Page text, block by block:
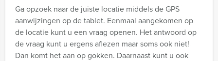
Ga opzoek naar de juiste locatie middels de GPS
aanwijzingen op de tablet. Eenmaal aangekomen op
de locatie kunt u een vraag openen. Het antwoord op
de vraag kunt u ergens aflezen maar soms ook niet!
Dan komt het aan op gokken. Daarnaast kunt u ook